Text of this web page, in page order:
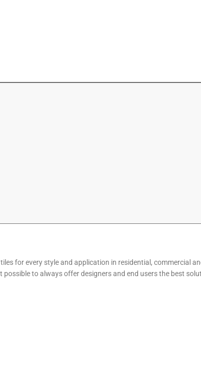
for every style and application in residential, commercial
to always offer designers and end users the best